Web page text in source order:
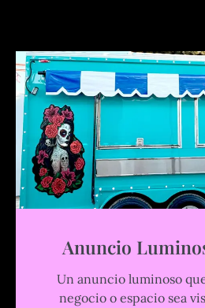
Anuncio
Un anuncio luminoso
negocio o espacio sea